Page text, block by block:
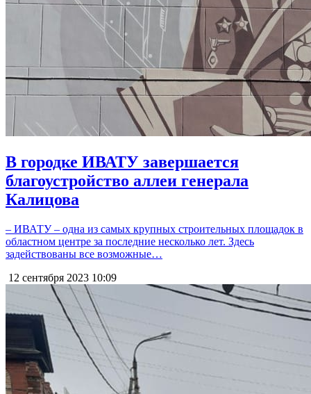
В городке ИВАТУ завершается
благоустройство аллеи генерала
Калицова
– ИВАТУ – одна из самых крупных строительных площадок в
областном центре за последние несколько лет. Здесь
задействованы все возможные…
12 сентября 2023 10:09